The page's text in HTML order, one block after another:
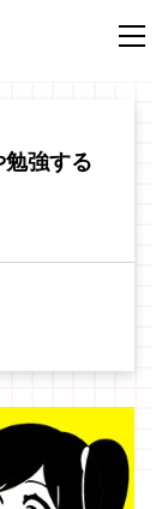
強する